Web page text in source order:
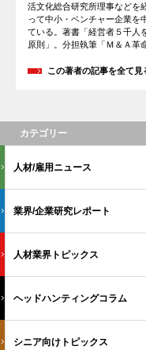
活文化総合研究所理事などを
って中小・ベンチャー企業を
ている。著書「経営者５千人
原則」。分担執筆「Ｍ＆Ａ革
この著者の記事を全て見
カテゴリー
人材/雇用ニュース
業界/企業研究レポート
人材業界トピックス
ヘッドハンティングコラム
シニア向けトピックス